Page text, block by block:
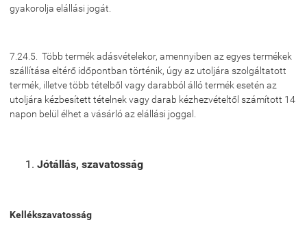
gyakorolja elállási jogát.
7.24.5. Több termék adásvételekor, amennyiben az egyes termékek
szállítása eltérő időpontban történik, úgy az utoljára szolgáltatott
termék, illetve több tételből vagy darabból álló termék esetén az
utoljára kézbesített tételnek vagy darab kézhezvételtől számított 14
napon belül élhet a vásárló az elállási joggal.
Jótállás, szavatosság
Kellékszavatosság